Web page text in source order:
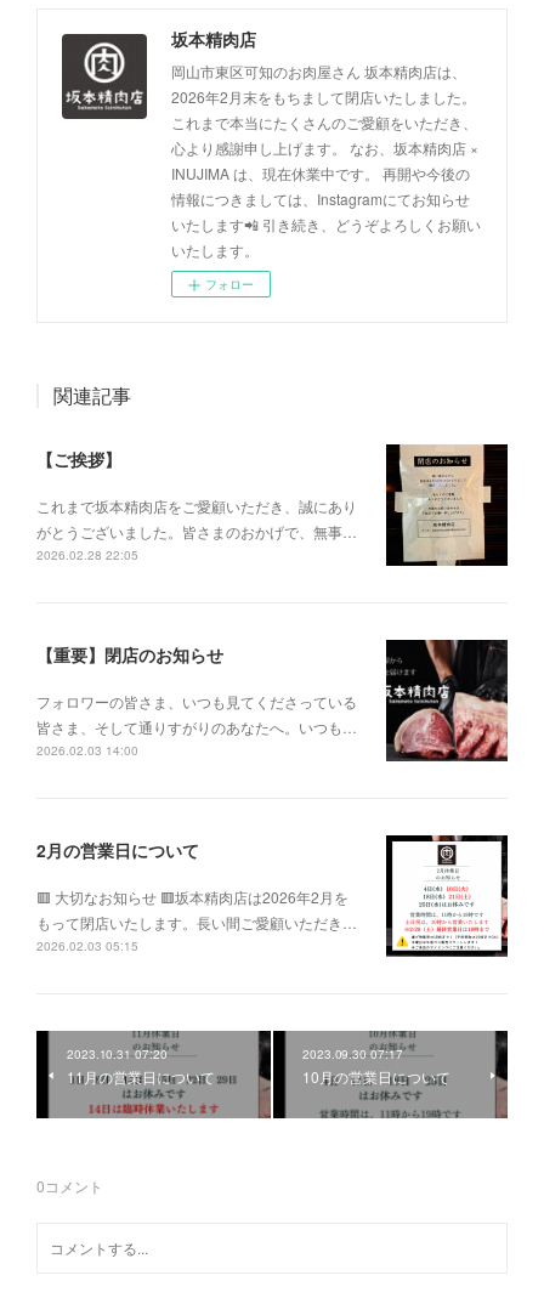
坂本精肉店
岡山市東区可知のお肉屋さん 坂本精肉店は、
2026年2月末をもちまして閉店いたしました。
これまで本当にたくさんのご愛顧をいただき、
心より感謝申し上げます。 なお、坂本精肉店 ×
INUJIMA は、現在休業中です。 再開や今後の
情報につきましては、Instagramにてお知らせ
いたします📲 引き続き、どうぞよろしくお願い
いたします。
フォロー
関連記事
【ご挨拶】
これまで坂本精肉店をご愛顧いただき、誠にあり
がとうございました。皆さまのおかげで、無事…
2026.02.28 22:05
【重要】閉店のお知らせ
フォロワーの皆さま、いつも見てくださっている
皆さま、そして通りすがりのあなたへ。いつも…
2026.02.03 14:00
2月の営業日について
🟥 大切なお知らせ 🟥坂本精肉店は2026年2月を
もって閉店いたします。長い間ご愛顧いただき…
2026.02.03 05:15
2023.10.31 07:20
11月の営業日について
2023.09.30 07:17
10月の営業日について
0コメント